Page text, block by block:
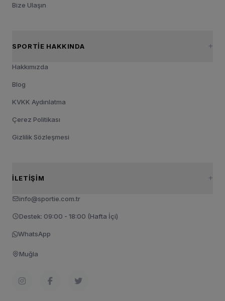
Bize Ulaşın
SPORTIE HAKKINDA
Hakkımızda
Blog
KVKK Aydınlatma
Çerez Politikası
Gizlilik Sözleşmesi
İLETIŞIM
info@sportie.com.tr
Destek: 09:00 - 18:00 (Hafta İçi)
WhatsApp
Muğla